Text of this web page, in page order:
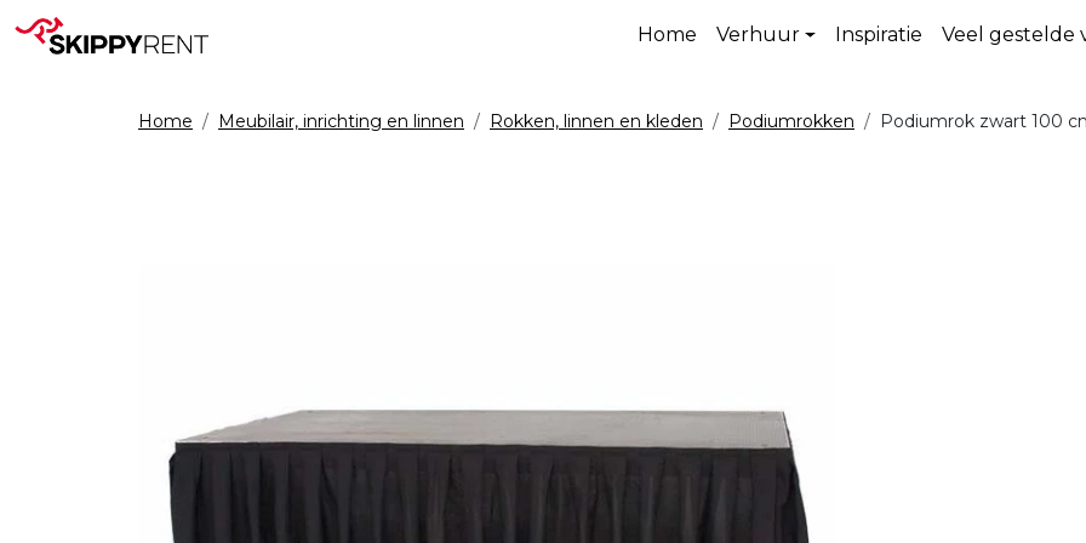
Home Verhuur Inspiratie Veel gestelde
Home Meubilair, inrichting en linnen Rokken, linnen en kleden Podiumrokken Podiumrok zwart 100